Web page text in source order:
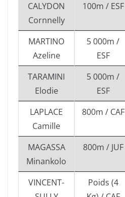
CALYDON
Cornnelly
100m / ESF
MARTINO
Azeline
5 000m /
ESF
TARAMINI
Elodie
5 000m /
ESF
LAPLACE
Camille
800m / CAF
MAGASSA
Minankolo
800m / JUF
VINCENT-
Poids (4